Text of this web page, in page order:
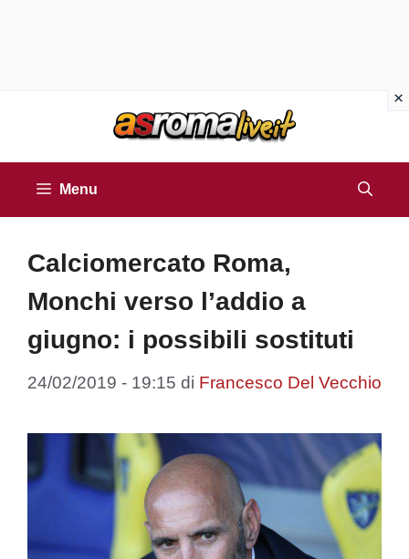
Menu
Calciomercato Roma,
Monchi verso l’addio a
giugno: i possibili sostituti
24/02/2019 - 19:15 di Francesco Del Vecchio